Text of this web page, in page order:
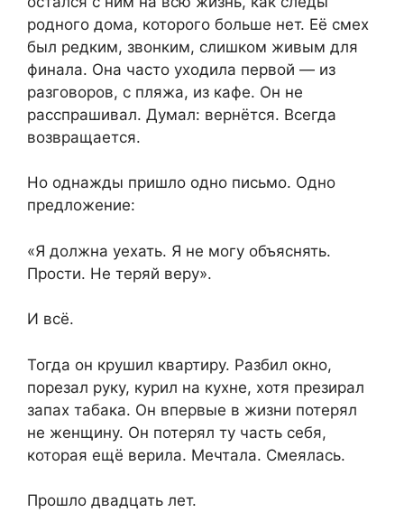
родного дома, которого больше нет. Её смех
был редким, звонким, слишком живым для
финала. Она часто уходила первой — из
разговоров, с пляжа, из кафе. Он не
расспрашивал. Думал: вернётся. Всегда
возвращается.
Но однажды пришло одно письмо. Одно
предложение:
«Я должна уехать. Я не могу объяснять.
Прости. Не теряй веру».
И всё.
Тогда он крушил квартиру. Разбил окно,
порезал руку, курил на кухне, хотя презирал
запах табака. Он впервые в жизни потерял
не женщину. Он потерял ту часть себя,
которая ещё верила. Мечтала. Смеялась.
Прошло двадцать лет.